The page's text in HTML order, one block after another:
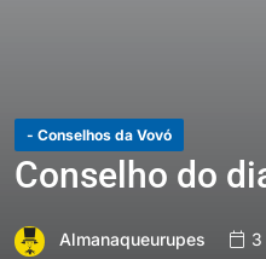
- Conselhos da Vovó
Conselho do
Almanaqueurupes
3